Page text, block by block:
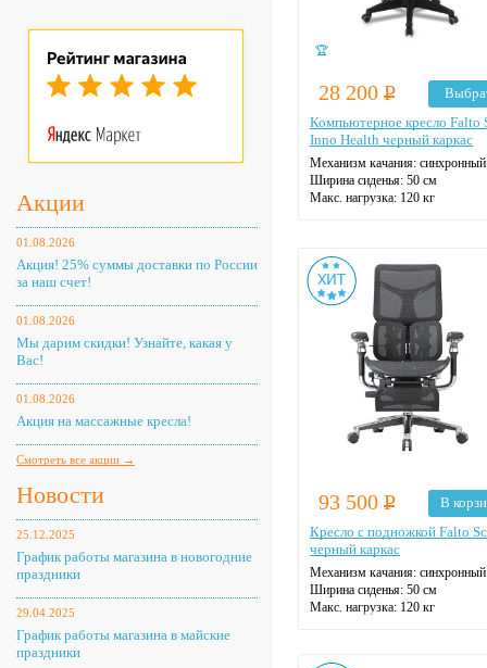
Акции
01.08.2026
Акция! 25% суммы доставки по России
за наш счет!
01.08.2026
Мы дарим скидки! Узнайте, какая у
Вас!
01.08.2026
Акция на массажные кресла!
Смотреть все акции →
Новости
25.12.2025
График работы магазина в новогодние
праздники
29.04.2025
График работы магазина в майские
праздники
🏆
28 200 Р
Компьютерное кресло Falto
Inno Health черный каркас
Механизм качания: синхронный
Ширина сиденья: 50 см
Макс. нагрузка: 120 кг
Регулировка высоты: газлифт
Крестовина: пластиковая
Цвет: на выбор
93 500 Р
В
Кресло с подножкой Falto
черный каркас
Механизм качания: синхронный
Ширина сиденья: 50 см
Макс. нагрузка: 120 кг
Регулировка высоты